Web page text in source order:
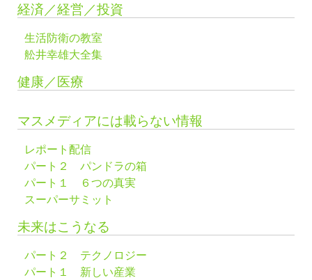
経済／経営／投資
生活防衛の教室
舩井幸雄大全集
健康／医療
マスメディアには載らない情報
レポート配信
パート２ パンドラの箱
パート１ ６つの真実
スーパーサミット
未来はこうなる
パート２ テクノロジー
パート１ 新しい産業